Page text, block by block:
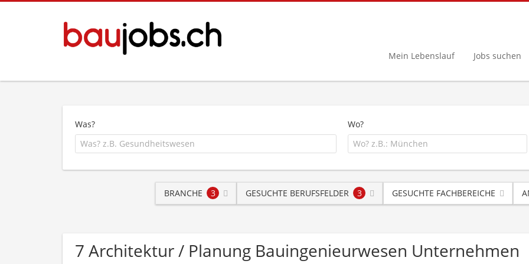
Mein Lebenslauf Jobs suchen
Was? Wo?
BRANCHE 3 GESUCHTE BERUFSFELDER 3 GESUCHTE FACHBEREICHE
7 Architektur / Planung Bauingenieurwesen Unternehmen